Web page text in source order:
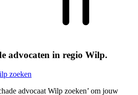
advocaten in regio Wilp.
zoeken
advocaat Wilp zoeken’ om jouw